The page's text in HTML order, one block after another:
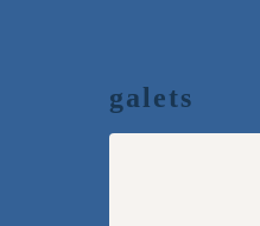
galets